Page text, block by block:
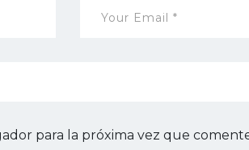
para la próxima vez que